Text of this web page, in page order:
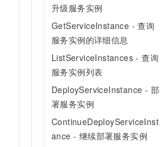
升级服务实例
GetServiceInstance - 查询
服务实例的详细信息
ListServiceInstances - 查询
服务实例列表
DeployServiceInstance - 部
署服务实例
ContinueDeployServiceInst
ance - 继续部署服务实例